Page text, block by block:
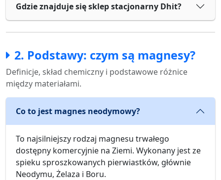
Gdzie znajduje się sklep stacjonarny Dhit?
2. Podstawy: czym są magnesy?
Definicje, skład chemiczny i podstawowe różnice
między materiałami.
Co to jest magnes neodymowy?
To najsilniejszy rodzaj magnesu trwałego
dostępny komercyjnie na Ziemi. Wykonany jest ze
spieku sproszkowanych pierwiastków, głównie
Neodymu, Żelaza i Boru.